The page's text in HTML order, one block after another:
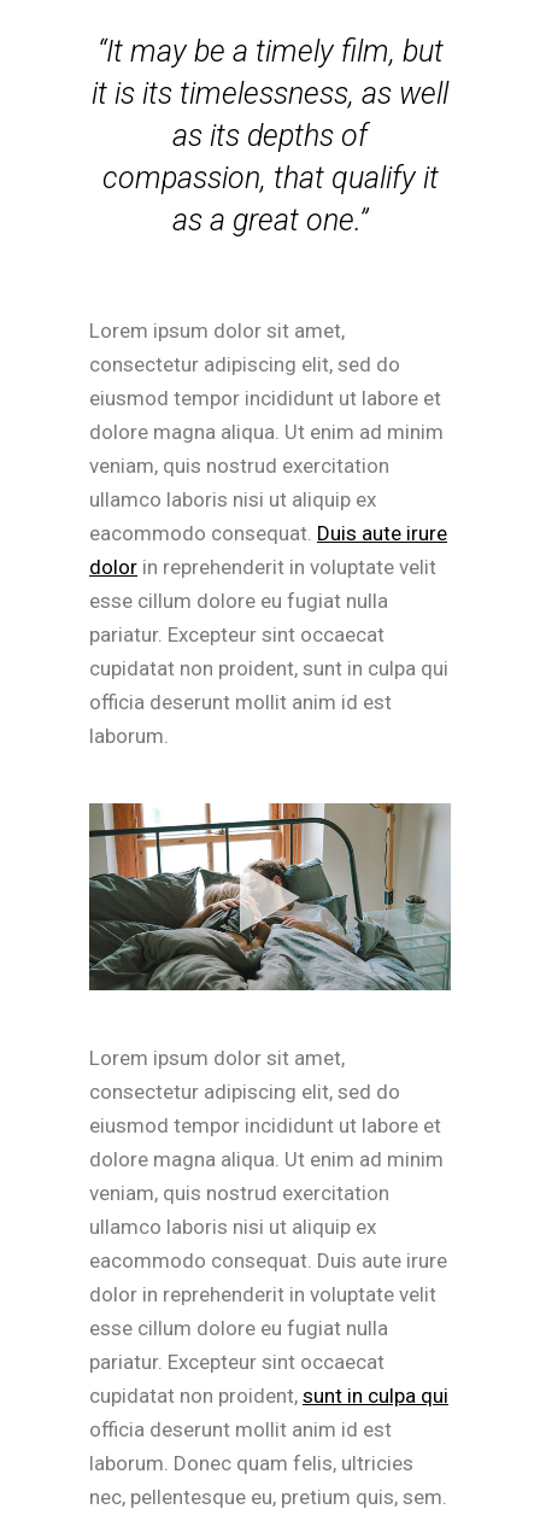
“It may be a timely film, but
it is its timelessness, as well
as its depths of
compassion, that qualify it
as a great one.”
Lorem ipsum dolor sit amet,
consectetur adipiscing elit, sed do
eiusmod tempor incididunt ut labore et
dolore magna aliqua. Ut enim ad minim
veniam, quis nostrud exercitation
ullamco laboris nisi ut aliquip ex
eacommodo consequat. Duis aute irure
dolor in reprehenderit in voluptate velit
esse cillum dolore eu fugiat nulla
pariatur. Excepteur sint occaecat
cupidatat non proident, sunt in culpa qui
officia deserunt mollit anim id est
laborum.
Lorem ipsum dolor sit amet,
consectetur adipiscing elit, sed do
eiusmod tempor incididunt ut labore et
dolore magna aliqua. Ut enim ad minim
veniam, quis nostrud exercitation
ullamco laboris nisi ut aliquip ex
eacommodo consequat. Duis aute irure
dolor in reprehenderit in voluptate velit
esse cillum dolore eu fugiat nulla
pariatur. Excepteur sint occaecat
cupidatat non proident, sunt in culpa qui
officia deserunt mollit anim id est
laborum. Donec quam felis, ultricies
nec, pellentesque eu, pretium quis, sem.